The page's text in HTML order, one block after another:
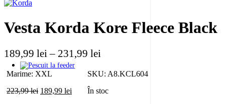
189,99 lei
până
Vesta Korda Kore Fleece Black
189,99 lei – 231,99 lei
prețuri:
189,99 lei
Marime: XXL
223,99lei Prețul
189,99 lei PrețulÎn stoc
SKU: A8.KCL604